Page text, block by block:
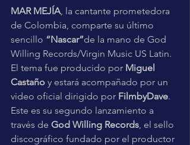
MAR MEJÍA , la cantante prometedora
de Colombia, comparte su último
sencillo “Nascar”de la mano de God
Willing Records/Virgin Music US Latin.
El tema fue producido por Miguel
Castaño y estará acompañado por un
video oficial dirigido por FilmbyDave.
Este es su segundo lanzamiento a
través de God Willing Records , el sello
discográfico fundado por el productor